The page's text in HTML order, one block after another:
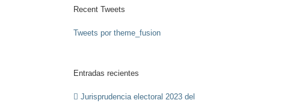
Recent Tweets
Tweets por theme_fusion
Entradas recientes
Jurisprudencia electoral 2023 del